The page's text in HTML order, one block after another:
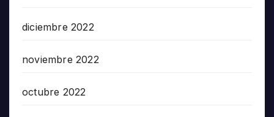
diciembre 2022
noviembre 2022
octubre 2022